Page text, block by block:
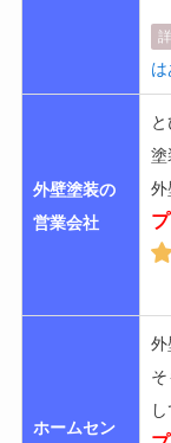
外壁塗装の
営業会社
塗
外
ホームセン
外